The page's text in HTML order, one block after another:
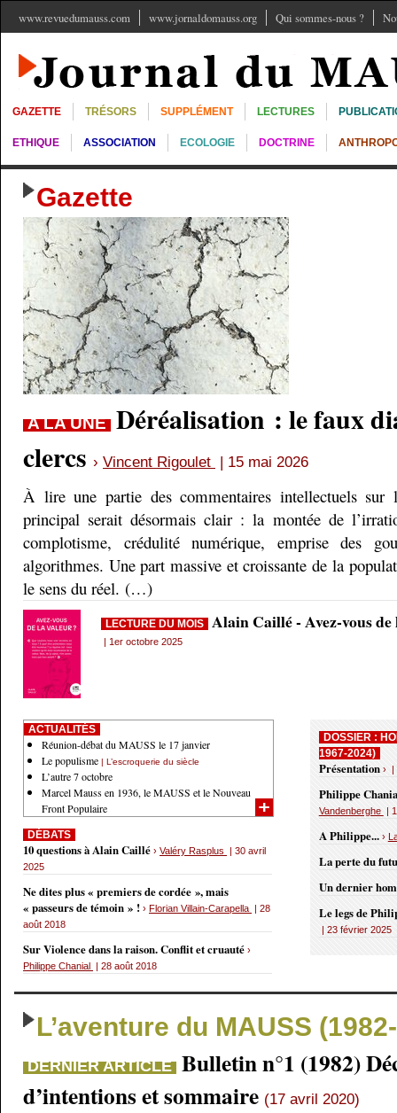
www.revuedumauss.com www.jornaldomauss.org Qui sommes-nous ?
GAZETTE TRÉSORS SUPPLÉMENT LECTURES
ETHIQUE ASSOCIATION ECOLOGIE DOCTRINE
Gazette
A LA UNE Déréalisation : le faux
clercs › Vincent Rigoulet | 15 mai 2026
À lire une partie des commentaires intellectuels sur
principal serait désormais clair : la montée de
complotisme, crédulité numérique, emprise des
algorithmes. Une part massive et croissante de la
le sens du réel. (…)
LECTURE DU MOIS Alain Caillé - Avez-vous
| 1er octobre 2025
DOSSIER :
1967-2024)
Présentation › |
Philippe
Vandenberghe |
A Philippe... ›
La perte du
Un dernier
Le legs de
| 23 février 2025
ACTUALITÉS
Réunion-débat du MAUSS le 17 janvier
Le populisme | L’escroquerie du siècle
L’autre 7 octobre
Marcel Mauss en 1936, le MAUSS et le Nouveau
Front Populaire
DÉBATS
10 questions à Alain Caillé › Valéry Rasplus
| 30 avril
2025
Ne dites plus « premiers de cordée », mais
« passeurs de témoin » ! › Florian Villain-Carapella | 28
août 2018
Sur Violence dans la raison. Conflit et cruauté ›
Philippe Chanial | 28 août 2018
L’aventure du MAUSS
DERNIER ARTICLE Bulletin n°1 (1982)
d’intentions et sommaire (17 avril 2020)